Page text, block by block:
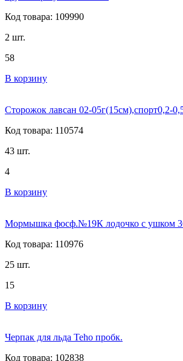
Код товара: 109990
2 шт.
58
В корзину
Сторожок лавсан 02-05г(15см),спорт0,2-
Код товара: 110574
43 шт.
4
В корзину
Мормышка фосф.№19К лодочко с ушком
Код товара: 110976
25 шт.
15
В корзину
Черпак для льда Teho пробк.
Код товара: 102838